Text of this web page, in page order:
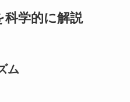
科学的に解説
ム